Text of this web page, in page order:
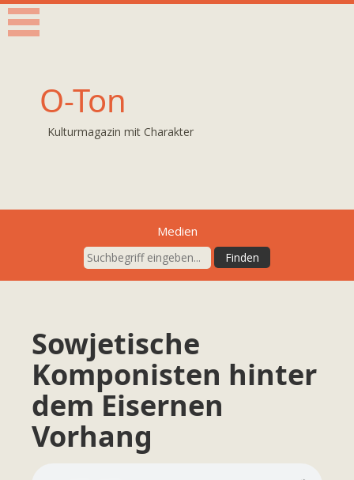
O-Ton
Kulturmagazin mit Charakter
Medien
Sowjetische
Komponisten hinter
dem Eisernen
Vorhang